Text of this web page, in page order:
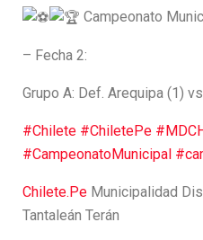
Campeonato
– Fecha 2:
Grupo A: Def. Arequipa (1)
#Chilete #ChiletePe
#CampeonatoMunicipal
Chilete.Pe Municipalidad
Tantaleán Terán